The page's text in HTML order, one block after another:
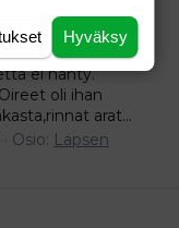
oli torstaina.
suurentunut kohtu
ei nähty.
oli ihan
arat...
Osio: Lapsen
Hyväksy